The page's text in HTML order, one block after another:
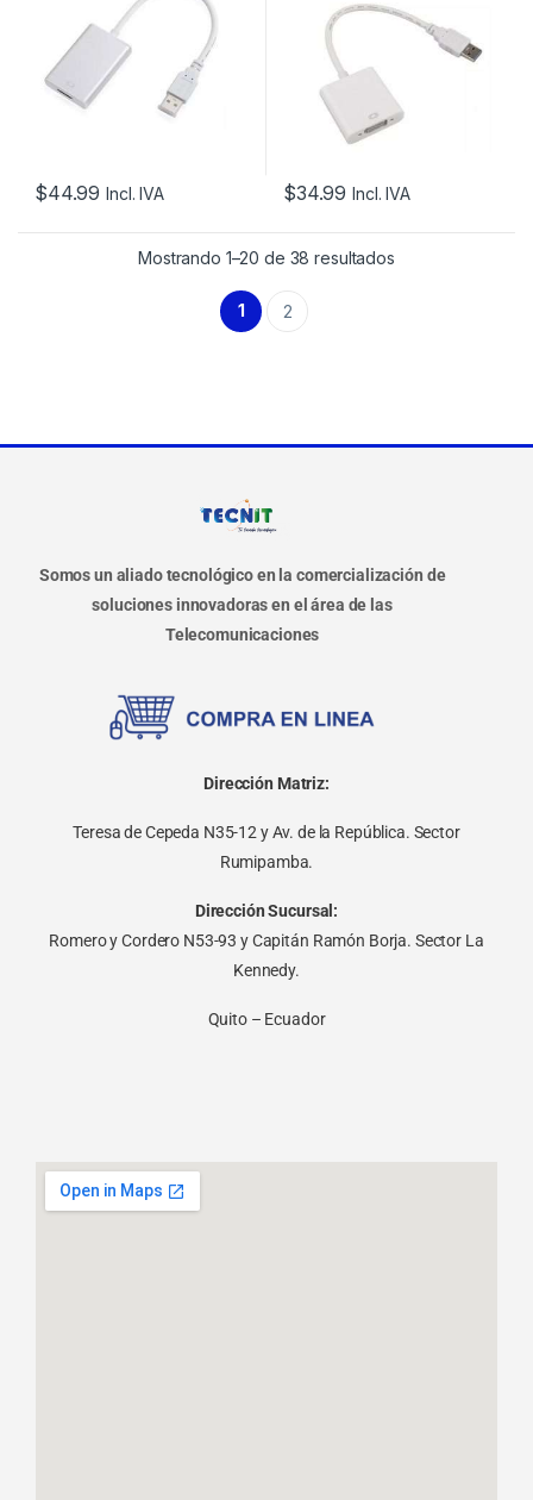
$44.99 Incl. IVA $34.99 Incl. IVA
Mostrando 1–20 de 38 resultados
1 2
Somos un aliado tecnológico en la comercialización de
soluciones innovadoras en el área de las
Telecomunicaciones
Dirección Matriz:
Teresa de Cepeda N35-12 y Av. de la República. Sector
Rumipamba.
Dirección Sucursal:
Romero y Cordero N53-93 y Capitán Ramón Borja. Sector La
Kennedy.
Quito – Ecuador